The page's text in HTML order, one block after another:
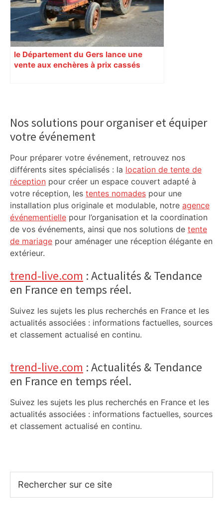
le Département du Gers lance une
vente aux enchères à prix cassés
Sidebar
Nos solutions pour organiser et équiper
votre événement
Pour préparer votre événement, retrouvez nos
différents sites spécialisés : la location de tente de
réception pour créer un espace couvert adapté à
votre réception, les tentes nomades pour une
installation plus originale et modulable, notre agence
événementielle pour l’organisation et la coordination
de vos événements, ainsi que nos solutions de tente
de mariage pour aménager une réception élégante en
extérieur.
trend-live.com : Actualités & Tendance
en France en temps réel.
Suivez les sujets les plus recherchés en France et les
actualités associées : informations factuelles, sources
et classement actualisé en continu.
trend-live.com : Actualités & Tendance
en France en temps réel.
Suivez les sujets les plus recherchés en France et les
actualités associées : informations factuelles, sources
et classement actualisé en continu.
sur